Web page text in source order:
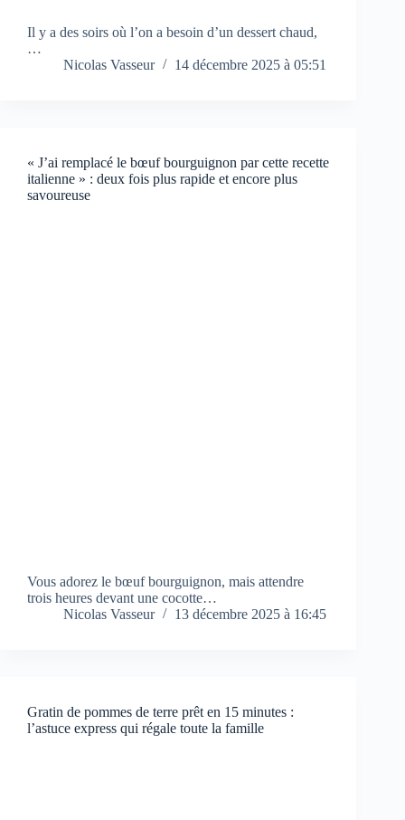
Il y a des soirs où l’on a besoin d’un dessert chaud,
…
Nicolas Vasseur
14 décembre 2025 à 05:51
« J’ai remplacé le bœuf bourguignon par cette recette
italienne » : deux fois plus rapide et encore plus
savoureuse
Vous adorez le bœuf bourguignon, mais attendre
trois heures devant une cocotte…
Nicolas Vasseur
13 décembre 2025 à 16:45
Gratin de pommes de terre prêt en 15 minutes :
l’astuce express qui régale toute la famille